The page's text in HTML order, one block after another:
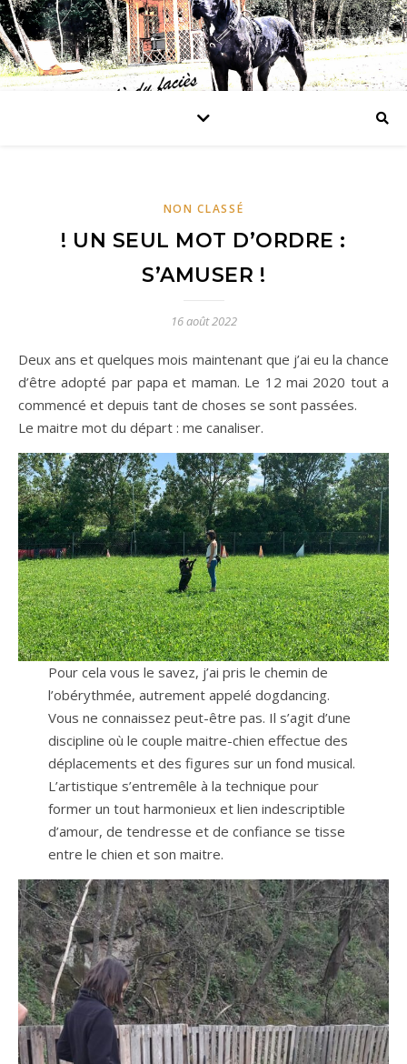
NON CLASSÉ
! UN SEUL MOT D’ORDRE :
S’AMUSER !
16 août 2022
Deux ans et quelques mois maintenant que j’ai eu la chance
d’être adopté par papa et maman. Le 12 mai 2020 tout a
commencé et depuis tant de choses se sont passées.
Le maitre mot du départ : me canaliser.
Pour cela vous le savez, j’ai pris le chemin de
l’obérythmée, autrement appelé dogdancing.
Vous ne connaissez peut-être pas. Il s’agit d’une
discipline où le couple maitre-chien effectue des
déplacements et des figures sur un fond musical.
L’artistique s’entremêle à la technique pour
former un tout harmonieux et lien indescriptible
d’amour, de tendresse et de confiance se tisse
entre le chien et son maitre.